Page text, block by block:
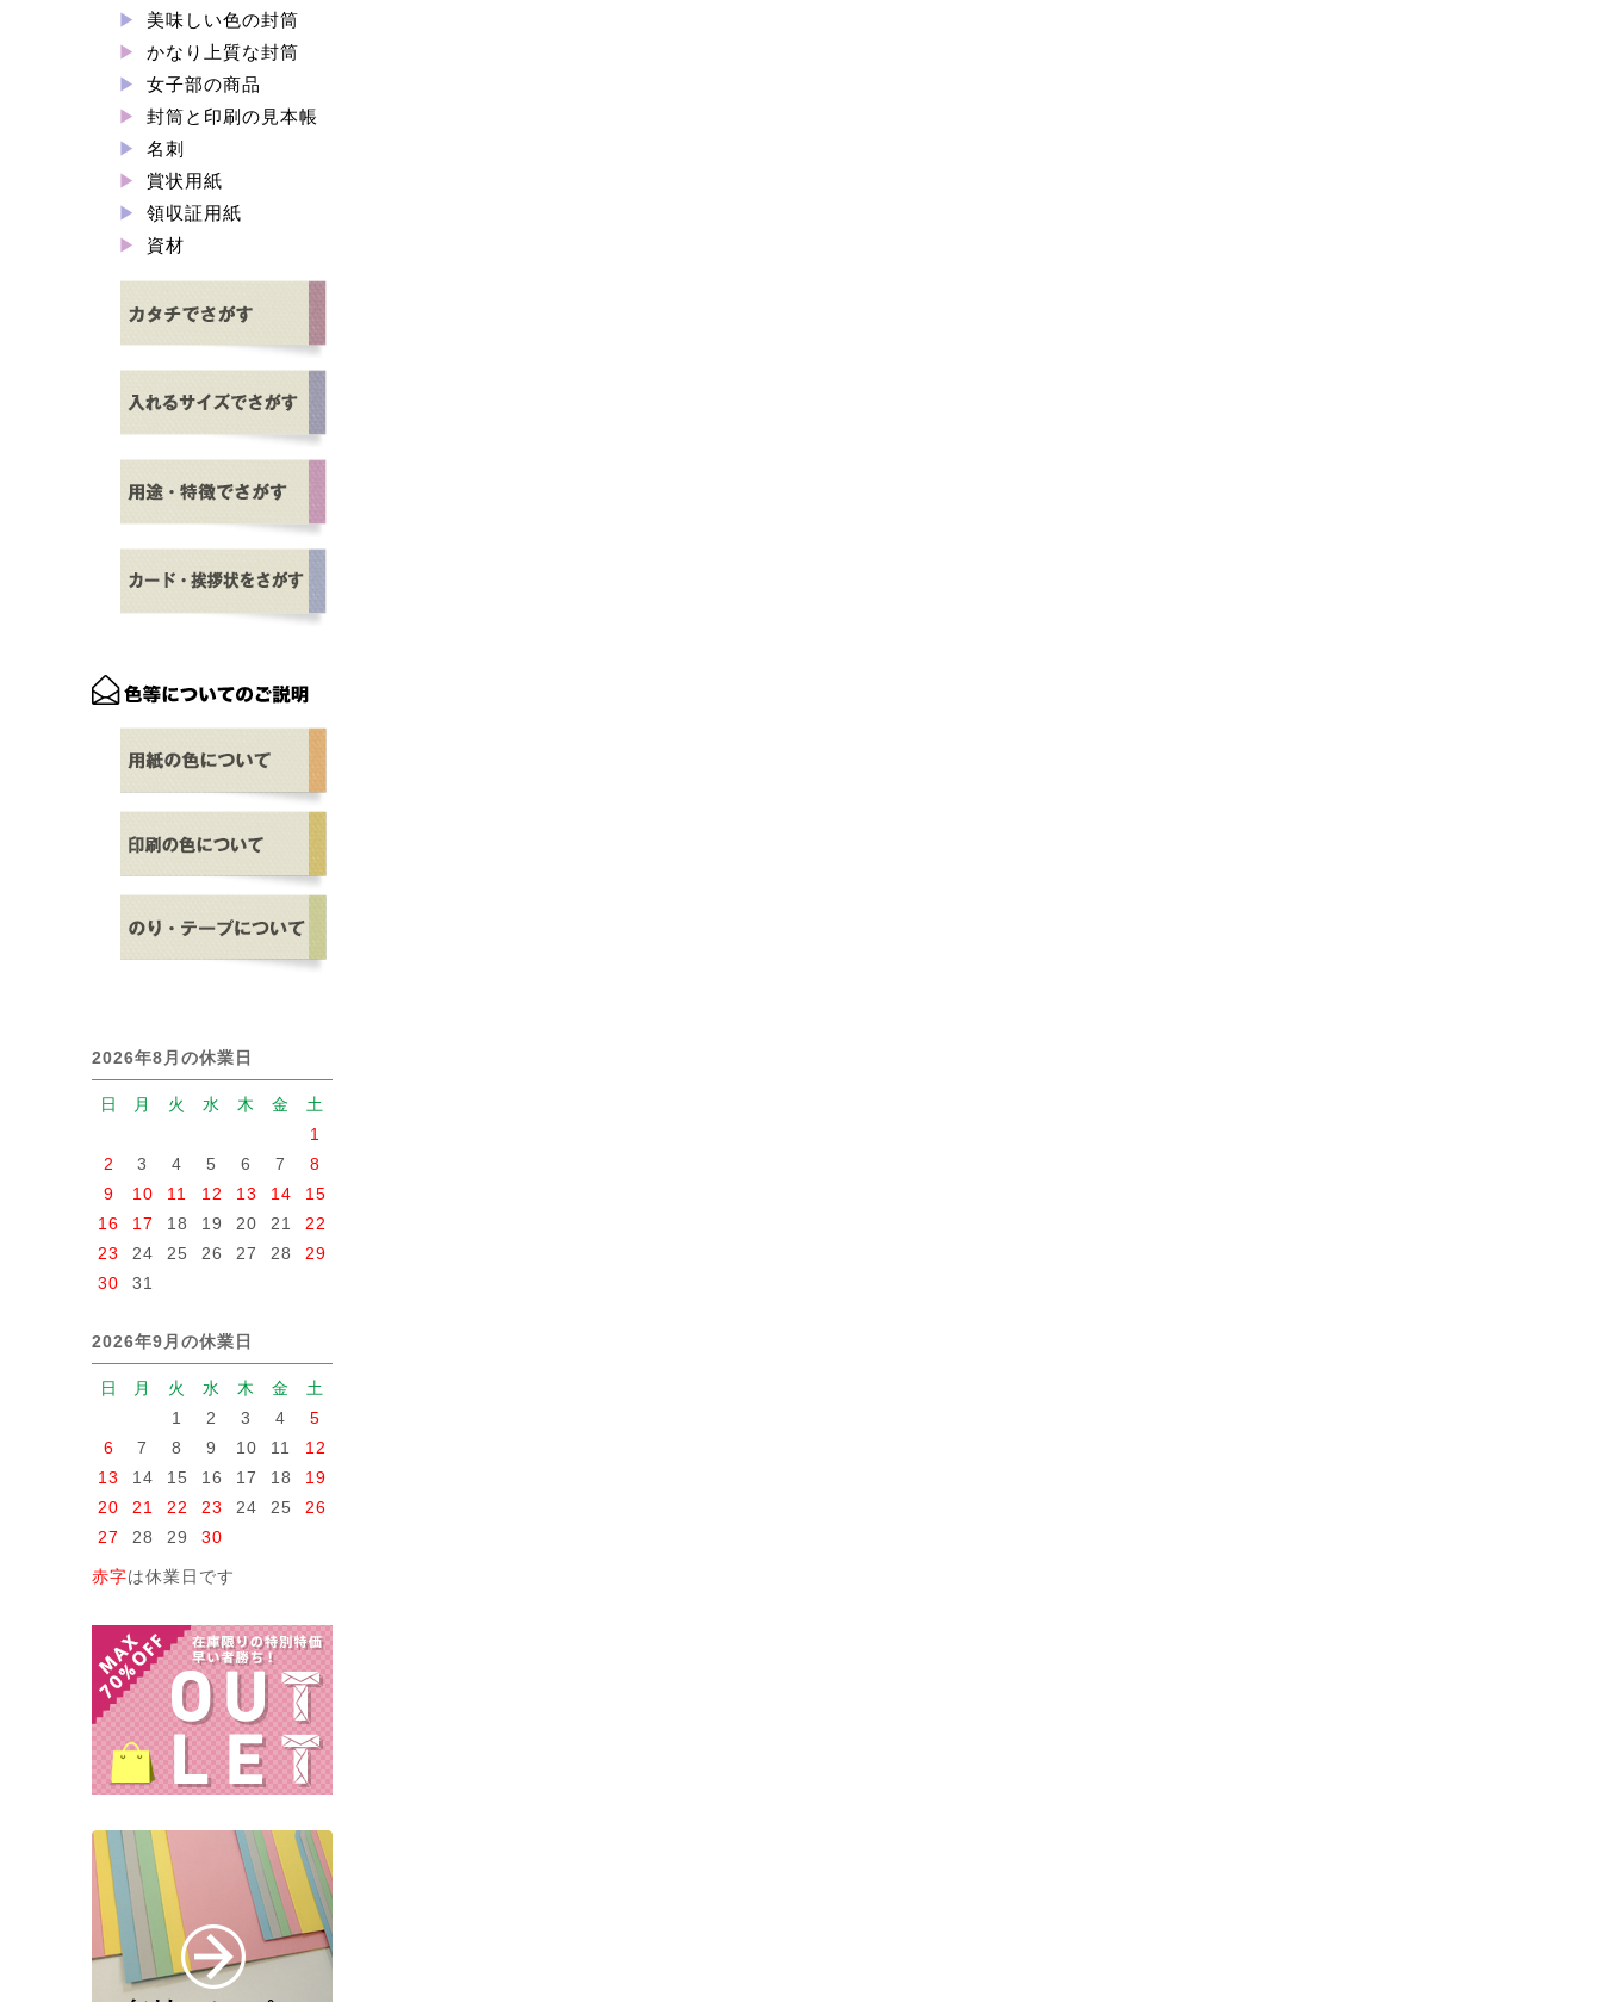
美味しい色の封筒
かなり上質な封筒
女子部の商品
封筒と印刷の見本帳
名刺
賞状用紙
領収証用紙
資材
2026年8月の休業日
日 月 火 水 木 金
土
1
2
3 4 5 6 7
8
9
10 11 12 13 14
15
16
17 18 19 20 21
22
23
24 25 26 27 28
29
30
31
2026年9月の休業日
日 月 火 水 木 金
土
1
2 3 4
5
6
7 8 9 10 11
12
13
14 15 16 17 18
19
20
21 22 23 24 25
26
27
28 29 30
赤字は休業日です